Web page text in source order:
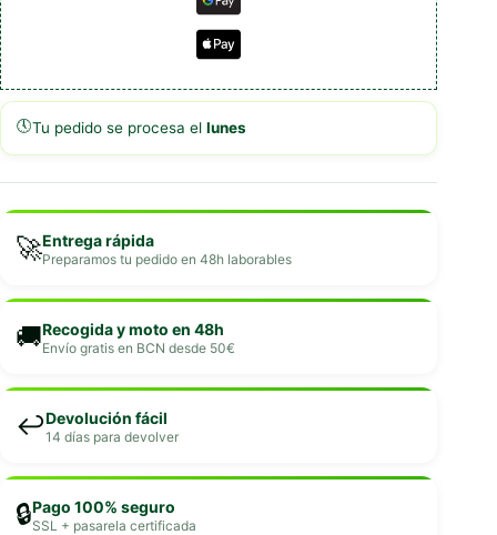
🕔Tu pedido se procesa el lunes
🚀Entrega rápida
Preparamos tu pedido en 48h laborables
🚚Recogida y moto en 48h
Envío gratis en BCN desde 50€
↩️Devolución fácil
14 días para devolver
🔒Pago 100% seguro
SSL + pasarela certificada